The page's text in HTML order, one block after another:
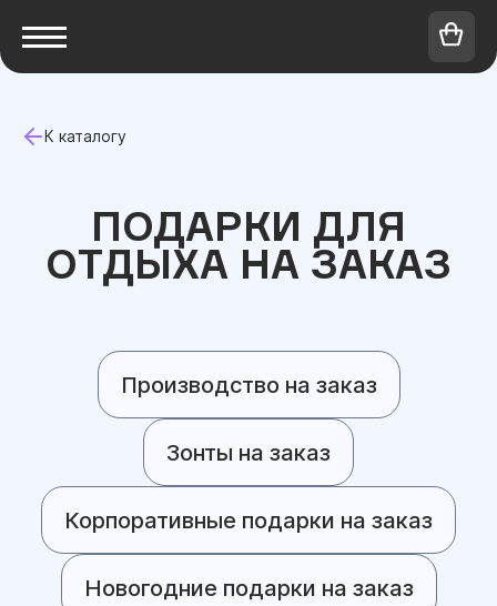
К каталогу
ПОДАРКИ ДЛЯ
ОТДЫХА НА ЗАКАЗ
Производство на заказ
Зонты на заказ
Корпоративные подарки на заказ
Новогодние подарки на заказ